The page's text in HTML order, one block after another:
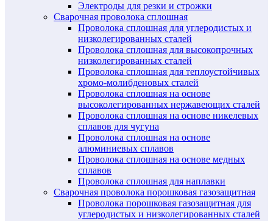
Электроды для резки и строжки
Сварочная проволока сплошная
Проволока сплошная для углеродистых и
низколегированных сталей
Проволока сплошная для высокопрочных
низколегированных сталей
Проволока сплошная для теплоустойчивых
хромо-молибденовых сталей
Проволока сплошная на основе
высоколегированных нержавеющих сталей
Проволока сплошная на основе никелевых
сплавов для чугуна
Проволока сплошная на основе
алюминиевых сплавов
Проволока сплошная на основе медных
сплавов
Проволока сплошная для наплавки
Сварочная проволока порошковая газозащитная
Проволока порошковая газозащитная для
углеродистых и низколегированных сталей